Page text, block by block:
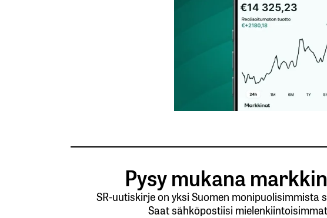
Pysy mukana
SR-uutiskirje on yksi Suomen
Saat sähköpostiisi